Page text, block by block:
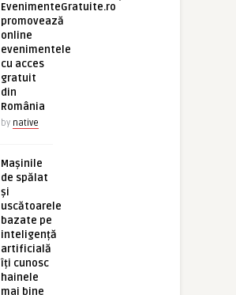
EvenimenteGratuite.ro
promovează
online
evenimentele
cu acces
gratuit
din
România
by native
Mașinile
de spălat
și
uscătoarele
bazate pe
inteligență
artificială
îți cunosc
hainele
mai bine